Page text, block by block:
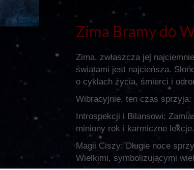
Zima Bramy do
Zima, zwłaszcza jej
światami jest najcieńsza.
o cyklach życia, śmierci i
Wibracyjnie, ten czas sprzyja:
Introspekcji i Bilansowi:
miniony rok i karmiczne lekcje.
Magii Ciszy: Długie noce
Wielkimi, symbolizującymi